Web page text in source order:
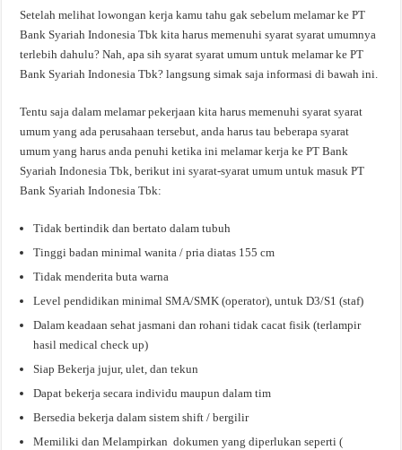
Setelah melihat lowongan kerja kamu tahu gak sebelum melamar ke PT
Bank Syariah Indonesia Tbk kita harus memenuhi syarat syarat umumnya
terlebih dahulu? Nah, apa sih syarat syarat umum untuk melamar ke PT
Bank Syariah Indonesia Tbk? langsung simak saja informasi di bawah ini.
Tentu saja dalam melamar pekerjaan kita harus memenuhi syarat syarat
umum yang ada perusahaan tersebut, anda harus tau beberapa syarat
umum yang harus anda penuhi ketika ini melamar kerja ke PT Bank
Syariah Indonesia Tbk, berikut ini syarat-syarat umum untuk masuk PT
Bank Syariah Indonesia Tbk:
Tidak bertindik dan bertato dalam tubuh
Tinggi badan minimal wanita / pria diatas 155 cm
Tidak menderita buta warna
Level pendidikan minimal SMA/SMK (operator), untuk D3/S1 (staf)
Dalam keadaan sehat jasmani dan rohani tidak cacat fisik (terlampir
hasil medical check up)
Siap Bekerja jujur, ulet, dan tekun
Dapat bekerja secara individu maupun dalam tim
Bersedia bekerja dalam sistem shift / bergilir
Memiliki dan Melampirkan dokumen yang diperlukan seperti (